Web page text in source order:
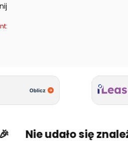
Nie udało się